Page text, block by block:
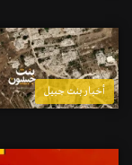
أخبار بنت جبيل